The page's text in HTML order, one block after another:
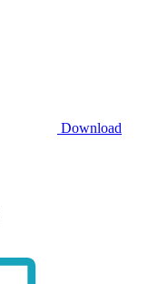
Download